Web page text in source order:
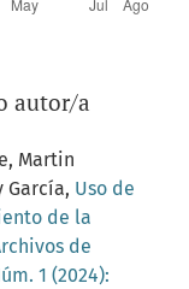
autor/a
Martin
García, Uso de
de la
de
1 (2024):